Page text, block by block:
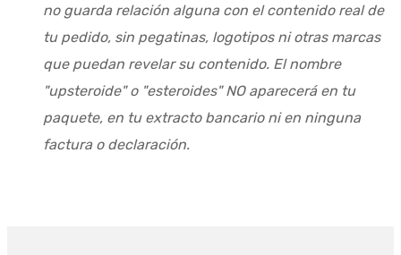
no guarda relación alguna con el contenido real de
tu pedido, sin pegatinas, logotipos ni otras marcas
que puedan revelar su contenido. El nombre
"upsteroide" o "esteroides" NO aparecerá en tu
paquete, en tu extracto bancario ni en ninguna
factura o declaración.